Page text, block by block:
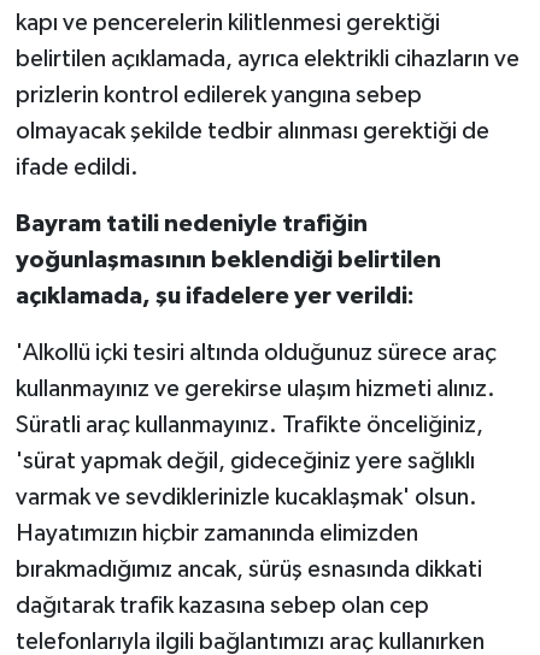
kapı ve pencerelerin kilitlenmesi gerektiği
belirtilen açıklamada, ayrıca elektrikli cihazların ve
prizlerin kontrol edilerek yangına sebep
olmayacak şekilde tedbir alınması gerektiği de
ifade edildi.
Bayram tatili nedeniyle trafiğin
yoğunlaşmasının beklendiği belirtilen
açıklamada, şu ifadelere yer verildi:
'Alkollü içki tesiri altında olduğunuz sürece araç
kullanmayınız ve gerekirse ulaşım hizmeti alınız.
Süratli araç kullanmayınız. Trafikte önceliğiniz,
'sürat yapmak değil, gideceğiniz yere sağlıklı
varmak ve sevdiklerinizle kucaklaşmak' olsun.
Hayatımızın hiçbir zamanında elimizden
bırakmadığımız ancak, sürüş esnasında dikkati
dağıtarak trafik kazasına sebep olan cep
telefonlarıyla ilgili bağlantımızı araç kullanırken